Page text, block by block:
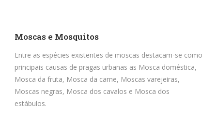
Moscas e Mosquitos
Entre as espécies existentes de moscas destacam-se como
principais causas de pragas urbanas as Mosca doméstica,
Mosca da fruta, Mosca da carne, Moscas varejeiras,
Moscas negras, Mosca dos cavalos e Mosca dos
estábulos.